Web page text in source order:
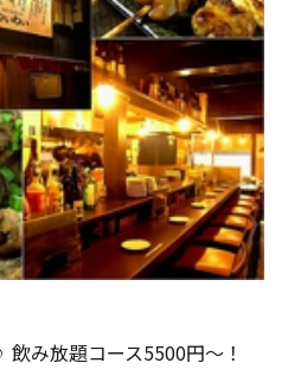
み放題コース5500円～！